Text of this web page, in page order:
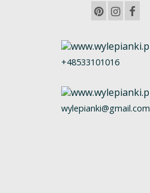
+48533101016
wylepianki@gmail.com